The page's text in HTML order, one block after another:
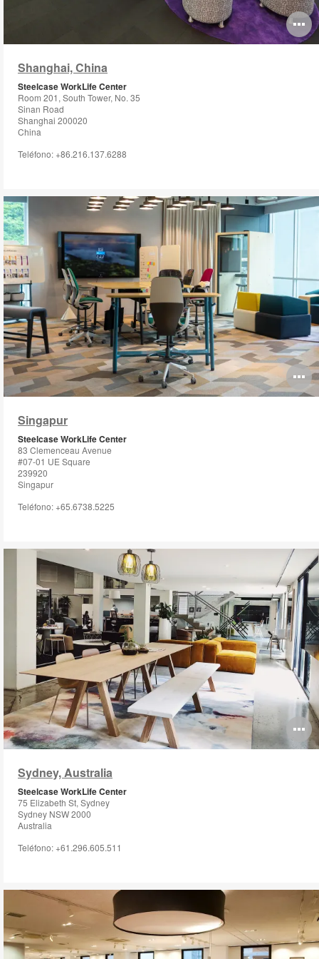
Shanghai, China
Steelcase WorkLife Center
Room 201, South Tower, No. 35
Sinan Road
Shanghai 200020
China
Teléfono: +86.216.137.6288
Singapur
Steelcase WorkLife Center
83 Clemenceau Avenue
#07-01 UE Square
239920
Singapur
Teléfono: +65.6738.5225
Sydney, Australia
Steelcase WorkLife Center
75 Elizabeth St, Sydney
Sydney NSW 2000
Australia
Teléfono: +61.296.605.511